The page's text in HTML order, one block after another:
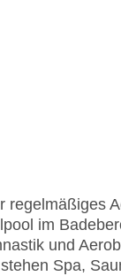
regelmäßiges
im
und
Spa,